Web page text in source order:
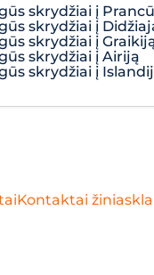
skrydžiai į
skrydžiai į
skrydžiai į
skrydžiai į Airiją
skrydžiai į
Kontaktai